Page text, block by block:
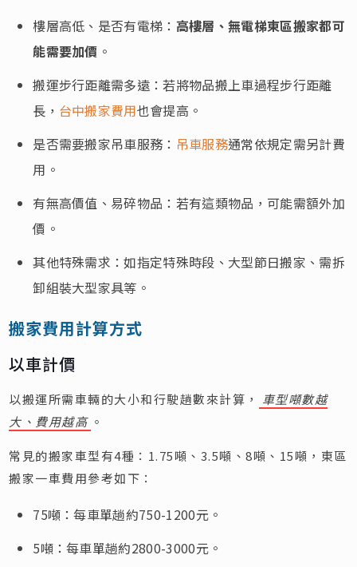
樓層高低、是否有電梯： 高樓層、無電梯東區搬家都可
能需要加價 。
搬運步行距離需多遠：若將物品搬上車過程步行距離
長， 台中搬家費用也會提高。
是否需要搬家吊車服務： 吊車服務通常依規定需另計費
用。
有無高價值、易碎物品：若有這類物品，可能需額外加
價。
其他特殊需求：如指定特殊時段、大型節日搬家、需拆
卸組裝大型家具等。
搬家費用計算方式
以車計價
以搬運所需車輛的大小和行駛趟數來計算，
車型噸數越
大、費用越高 。
常見的搬家車型有4種：1.75噸、3.5噸、8噸、15噸，東區
搬家一車費用參考如下：
75噸：每車單趟約750-1200元。
5噸：每車單趟約2800-3000元。